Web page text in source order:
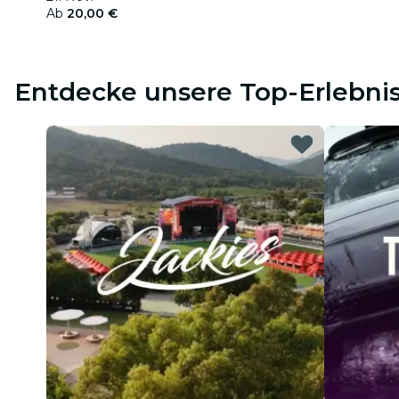
Ab 20,00 €
Entdecke unsere Top-